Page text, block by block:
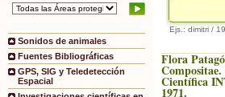
Sonidos de animales
Fuentes Bibliográficas
GPS, SIG y Teledetección
Espacial
Ejs.: dimitri /
Flora
Científica
1971.